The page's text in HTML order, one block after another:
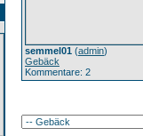
semmel01 (admin)
Gebäck
Kommentare: 2